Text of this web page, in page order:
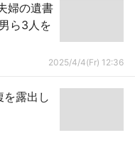
婦の遺書
ら3人を
2025/4/4(Fr) 12:36
を露出し